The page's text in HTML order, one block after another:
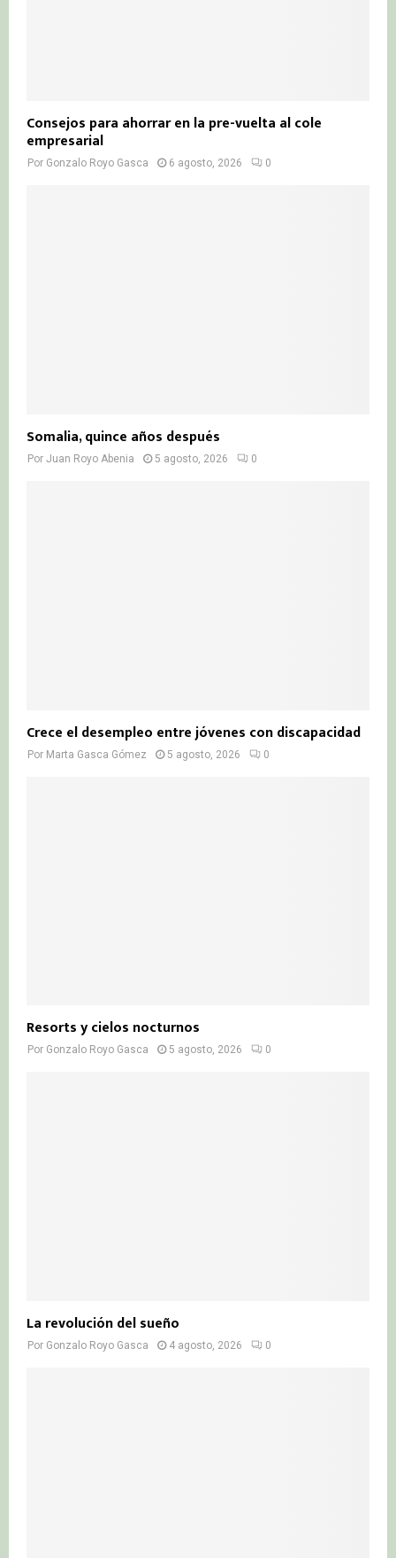
Consejos para ahorrar en la pre-vuelta al cole
empresarial
Por Gonzalo Royo Gasca 6 agosto, 2026 0
Somalia, quince años después
Por Juan Royo Abenia 5 agosto, 2026 0
Crece el desempleo entre jóvenes con discapacidad
Por Marta Gasca Gómez 5 agosto, 2026 0
Resorts y cielos nocturnos
Por Gonzalo Royo Gasca 5 agosto, 2026 0
La revolución del sueño
Por Gonzalo Royo Gasca 4 agosto, 2026 0